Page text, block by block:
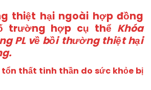
thiệt hại ngoài hợp đồng
trường hợp cụ thể Khóa
PL về bồi thường thiệt hại
tổn thất tinh thần do sức khỏe bị